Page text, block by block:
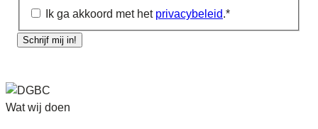
Ik ga akkoord met het privacybeleid.*
Schrijf mij in!
Wat wij doen